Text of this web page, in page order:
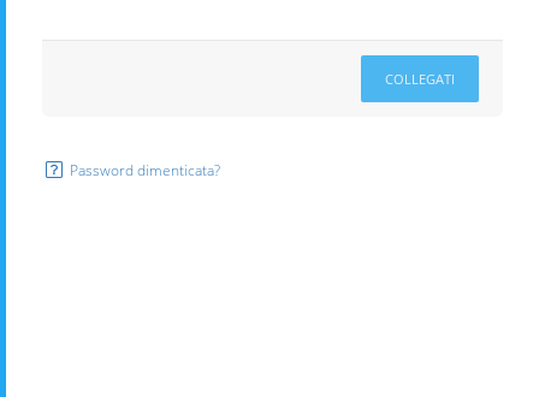
COLLEGATI
Password dimenticata?